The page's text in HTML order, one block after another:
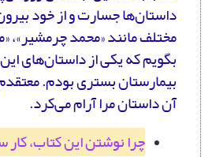
داستان‌ها جسارت و از خود
مختلف مانند «محمد چرمشیر»،
بگویم که یکی از داستان‌های
بیمارستان بستری بودم.
آن داستان مرا آرام می‌کرد.
چرا نوشتن این کتاب،